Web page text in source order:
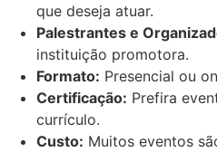
que deseja atuar.
Palestrantes e
instituição promotora.
Formato: Presencial ou
Certificação: Prefira
currículo.
Custo: Muitos eventos